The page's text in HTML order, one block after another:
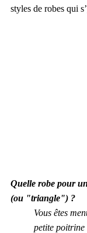
styles de robes qui
Quelle robe pour
(ou "triangle") ?
Vous êtes
petite poitrine